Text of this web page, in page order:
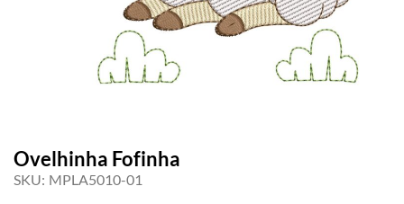
Ovelhinha Fofinha
SKU: MPLA5010-01